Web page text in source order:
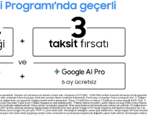
Danışmanlığı Limited Şirketi Özel İstihdam Bürosu
tarihleri arasında faaliyette bulunmak üzere, Türkiye İş
16998526 sayılı karar uyarınca 1251 nolu belge ile faaliyet
tıklayın. 4904 sayılı kanun uyarınca iş arayanlardan
ve menfaat temin edilmeyecektir.
0 212 249 29 87 | Türkiye iş Kurumu İstanbul Çalışma
Bahçelievler Hizmet Merkezi